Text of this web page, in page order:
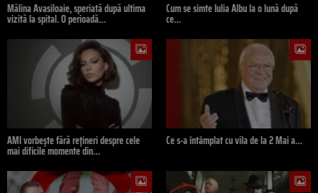
Mălina Avasiloaie, speriată după ultima
vizită la spital. O perioadă…
Cum se simte Iulia Albu la o lună după
ce…
AMI vorbește fără rețineri despre cele
mai dificile momente din…
Ce s-a întâmplat cu vila de la 2 Mai a…